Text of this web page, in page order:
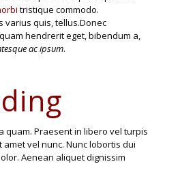
tristique commodo.
varius quis, tellus.Donec
hendrerit eget, bibendum a,
ac ipsum.
quam. Praesent in libero vel turpis
vel nunc. Nunc lobortis dui
Aenean aliquet dignissim